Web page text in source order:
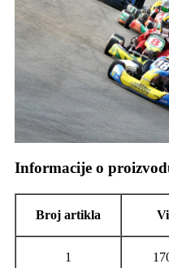
Informacije o
Broj artikla
1